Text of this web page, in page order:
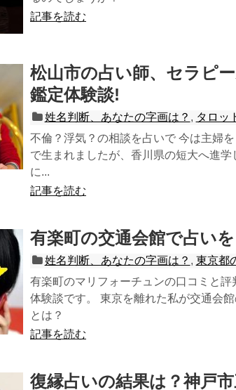
記事を読む
松山市の占い師、セラピ
鑑定体験談!
姓名判断、あなたの字画は？ , タロッ
不倫？浮気？の相談を占いで 今は主婦
で生まれましたが、香川県の短大へ進
に...
記事を読む
有楽町の交通会館で占い
姓名判断、あなたの字画は？ , 東京都
有楽町のマリフォーチュンの口コミと
体験談です。 東京を離れた私が交通会
とは？
記事を読む
復縁占いの結果は？神戸